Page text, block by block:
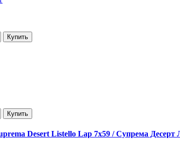
Купить
Купить
Desert Listello Lap 7x59 / Супрема Десерт